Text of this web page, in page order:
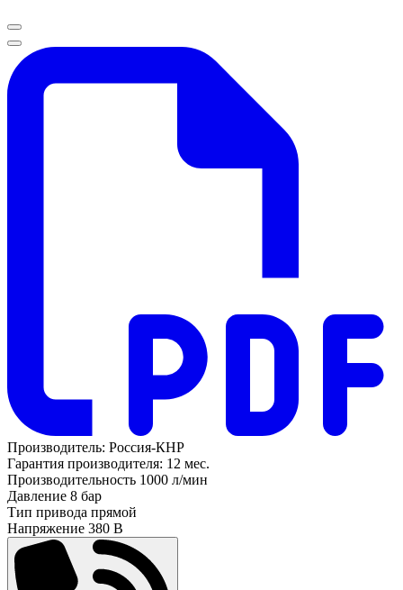
Производитель: Россия-КНР
Гарантия производителя: 12 мес.
Производительность 1000 л/мин
Давление 8 бар
Тип привода прямой
Напряжение 380 В